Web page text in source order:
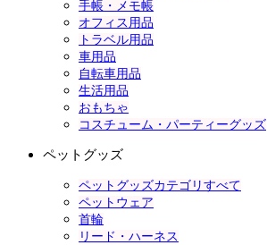
手帳・メモ帳
オフィス用品
トラベル用品
車用品
自転車用品
生活用品
おもちゃ
コスチューム・パーティーグッズ
ペットグッズ
ペットグッズカテゴリすべて
ペットウェア
首輪
リード・ハーネス